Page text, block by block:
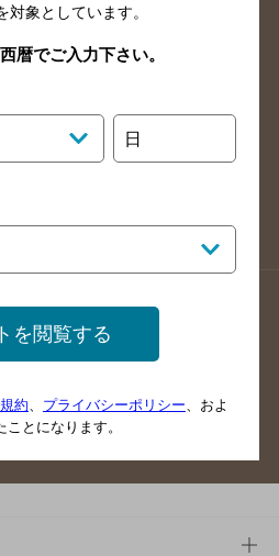
索
徳島県のバー検索
索
愛媛県のバー検索
佐賀県のバー検索
熊本県のバー検索
のバー検索
店舗情報更新方法のご案内
舗様ログイン
意見・ご感想
対象としています。
暦でご入力下さい。
日
を閲覧する
約 プライバシーポリシー 、およ
とになります。